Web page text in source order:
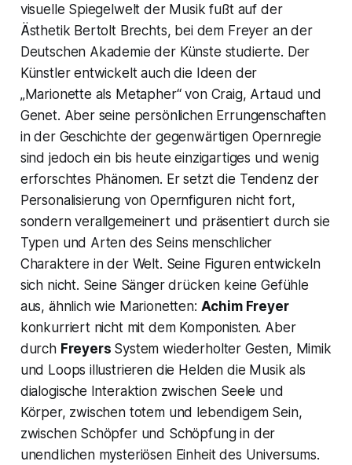
visuelle Spiegelwelt der Musik fußt auf der
Ästhetik Bertolt Brechts, bei dem Freyer an der
Deutschen Akademie der Künste studierte. Der
Künstler entwickelt auch die Ideen der
„Marionette als Metapher“von Craig, Artaud und
Genet. Aber seine persönlichen Errungenschaften
in der Geschichte der gegenwärtigen Opernregie
sind jedoch ein bis heute einzigartiges und wenig
erforschtes Phänomen. Er setzt die Tendenz der
Personalisierung von Opernfiguren nicht fort,
sondern verallgemeinert und präsentiert durch sie
Typen und Arten des Seins menschlicher
Charaktere in der Welt. Seine Figuren entwickeln
sich nicht. Seine Sänger drücken keine Gefühle
aus, ähnlich wie Marionetten: Achim Freyer
konkurriert nicht mit dem Komponisten. Aber
durch Freyers System wiederholter Gesten, Mimik
und Loops illustrieren die Helden die Musik als
dialogische Interaktion zwischen Seele und
Körper, zwischen totem und lebendigem Sein,
zwischen Schöpfer und Schöpfung in der
unendlichen mysteriösen Einheit des Universums.